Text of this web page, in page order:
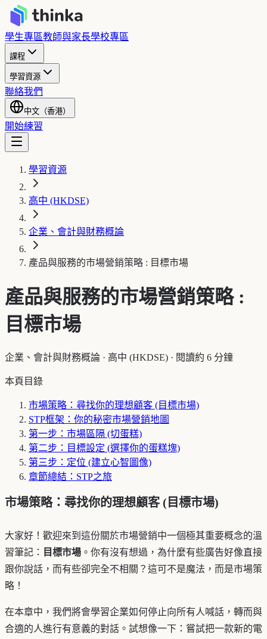
學生專區教師與家長學校專區
課程
學習資源
聯絡我們
中文（香港）
開始練習
學習資源
高中 (HKDSE)
企業、會計與財務概論
產品與服務的市場營銷策略 : 目標市場
產品與服務的市場營銷策略 :
目標市場
企業、會計與財務概論 · 高中 (HKDSE) · 閱讀約 6 分鐘
本頁目錄
市場策略：尋找你的理想顧客 (目標市場)
STP框架：你的秘密市場營銷地圖
第一步：市場區隔 (切蛋糕)
第二步：目標設定 (選擇你的蛋糕塊)
第三步：定位 (建立心智圖像)
章節總結：STP之旅
市場策略：尋找你的理想顧客 (目標市場)
大家好！歡迎來到這份關於市場營銷中一個極其重要概念的溫
習筆記：
目標市場 。你有沒有想過，為什麼有些廣告好像直接
跟你說話，而有些卻完全不相關？這可不是魔法，而是市場策
略！
在本章中，我們將會學習企業如何停止向所有人喊話，轉而與
合適的人進行有意義的對話。試想像一下：嘗試把一款新的電